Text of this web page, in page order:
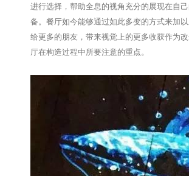
进行选择，帮助全息的视角充分的展现在自
备。餐厅如今能够通过如此多变的方式来加
给更多的朋友，带来视觉上的更多收获作为
厅在构造过程中所要注意的重点。